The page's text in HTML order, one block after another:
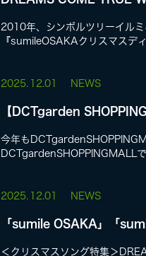
2010年、シンボルツリーイル
『sumileOSAKAクリスマスデ
2025. 12.01 NEWS
【DCTgarden
今年も
DCTgardenSHOPPINGMALL
2025. 12.01 NEWS
「sumile OSAKA」「
＜クリスマスソング特集＞